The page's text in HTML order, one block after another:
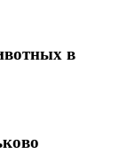
в